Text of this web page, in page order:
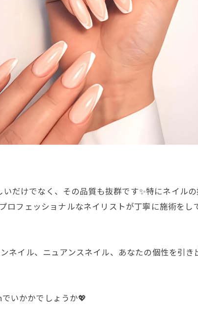
だけでなく、その品質も抜群です✨特にネイル
ロフェッショナルなネイリストが丁寧に施術を
ネイル、ニュアンスネイル、あなたの個性を引
いかかでしょうか💖